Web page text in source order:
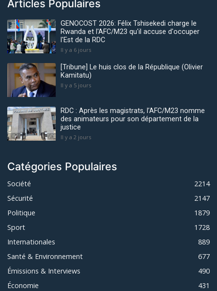
Articles Populaires
GENOCOST 2026: Félix Tshisekedi charge le
Rwanda et l'AFC/M23 qu'il accuse d'occuper
l'Est de la RDC
Il y a 6 jours
[Tribune] Le huis clos de la République (Olivier
Kamitatu)
Il y a 5 jours
RDC : Après les magistrats, l’AFC/M23 nomme
des animateurs pour son département de la
justice
Il y a 2 jours
Catégories Populaires
Société
2214
Sécurité
2147
Politique
1879
Sport
1728
Internationales
889
Santé & Environnement
677
Émissions & Interviews
490
Économie
431